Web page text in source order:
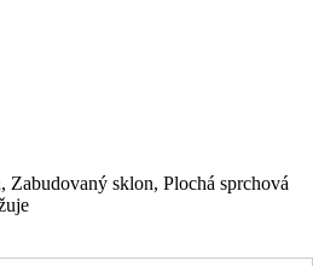
Zabudovaný sklon, Plochá sprchová